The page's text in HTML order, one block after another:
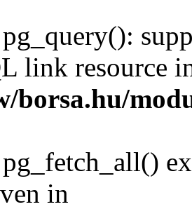
link resource
borsa.hu/
in